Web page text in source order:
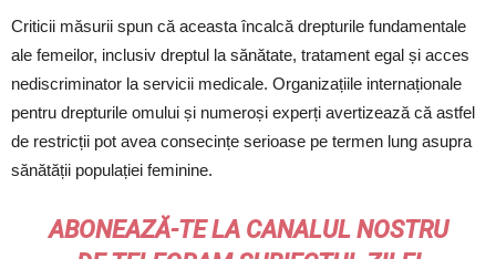
Criticii măsurii spun că aceasta încalcă drepturile fundamentale
ale femeilor, inclusiv dreptul la sănătate, tratament egal și acces
nediscriminator la servicii medicale. Organizațiile internaționale
pentru drepturile omului și numeroși experți avertizează că astfel
de restricții pot avea consecințe serioase pe termen lung asupra
sănătății populației feminine.
ABONEAZĂ-TE LA CANALUL NOSTRU